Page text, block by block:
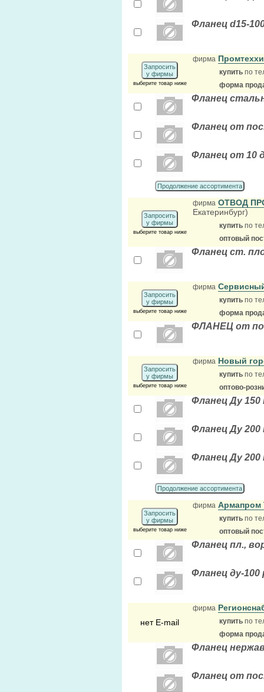
Фланец d15-
Запросить
у фирмы
выберите товар ниже
фирма
купить по
форма
Фланец
Фланец от
Фланец от 10
Продолжение ассортимента
Запросить
у фирмы
выберите товар ниже
фирма ОТВОД
Екатеринбург)
купить по
оптовый
Фланец ст.
Запросить
у фирмы
выберите товар ниже
фирма
купить по
форма
ФЛАНЕЦ от
Запросить
у фирмы
выберите товар ниже
фирма Новый
купить по
оптово-
Фланец Ду 150
Фланец Ду 200
Фланец Ду 200
Продолжение ассортимента
Запросить
у фирмы
выберите товар ниже
фирма
купить по
оптовый
Фланец пл.,
Фланец ду-100
нет E-mail
фирма
купить по
форма
Фланец
Фланец от